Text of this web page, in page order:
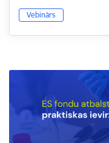
Vebinārs